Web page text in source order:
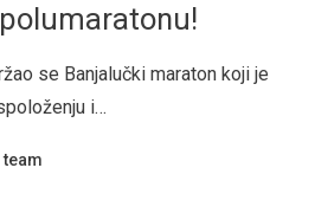
se Banjalučki maraton koji je
i…
team